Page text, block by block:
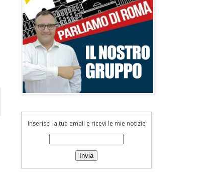
Inserisci la tua email e ricevi le mie notizie